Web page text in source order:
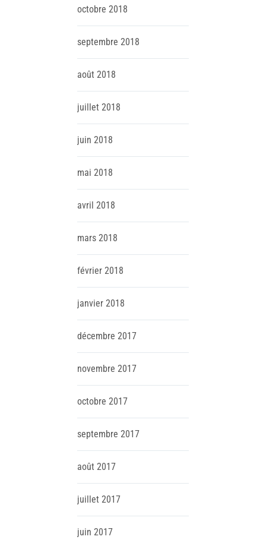
octobre 2018
septembre 2018
août 2018
juillet 2018
juin 2018
mai 2018
avril 2018
mars 2018
février 2018
janvier 2018
décembre 2017
novembre 2017
octobre 2017
septembre 2017
août 2017
juillet 2017
juin 2017